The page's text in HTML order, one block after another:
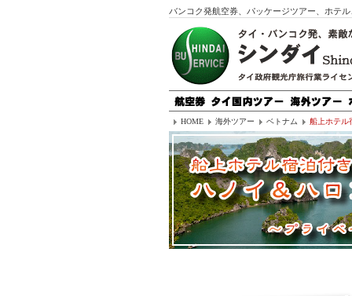
バンコク発航空券、パッケージツアー、ホテ
HOME 海外ツアー ベトナム 船上ホテル